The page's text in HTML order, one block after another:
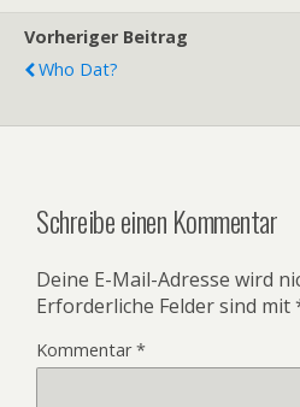
Vorheriger Beitrag
Who Dat?
Schreibe einen Kommentar
Deine E-Mail-Adresse wird
Erforderliche Felder sind mit
Kommentar*